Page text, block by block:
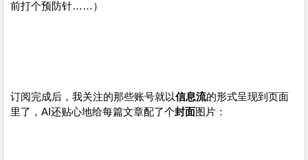
前打个预防针……）
订阅完成后，我关注的那些账号就以信息流的形式呈现到页面
里了，AI还贴心地给每篇文章配了个封面图片：